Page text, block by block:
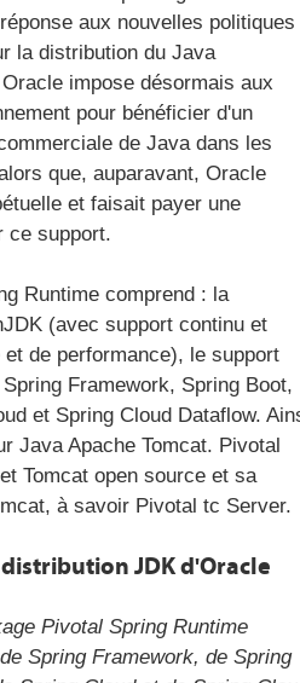
aux nouvelles politiques
la distribution du Java
impose désormais aux
pour bénéficier d'un
de Java dans les
que, auparavant, Oracle
et faisait payer une
ce support.
Runtime comprend : la
(avec support continu et
de performance), le support
Framework, Spring Boot,
et Spring Cloud Dataflow.
Java Apache Tomcat. Pivotal
Tomcat open source et sa
à savoir Pivotal tc Server.
JDK d'Oracle
Pivotal Spring Runtime
Spring Framework, de Spring